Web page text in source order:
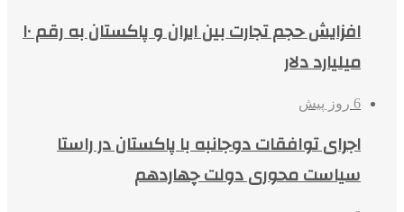
افزایش حجم تجارت بین ایران و پاکستان به رقم ۱۰
میلیارد دلار
6 روز پیش
اجرای توافقات دوجانبه با پاکستان در راستا
سیاست محوری دولت چهاردهم